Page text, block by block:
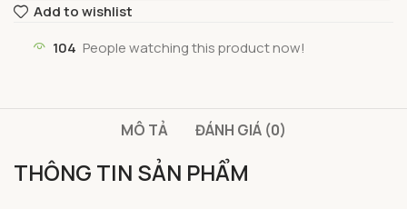
Add to wishlist
104 People watching this product now!
MÔ TẢ ĐÁNH GIÁ (0)
THÔNG TIN SẢN PHẨM